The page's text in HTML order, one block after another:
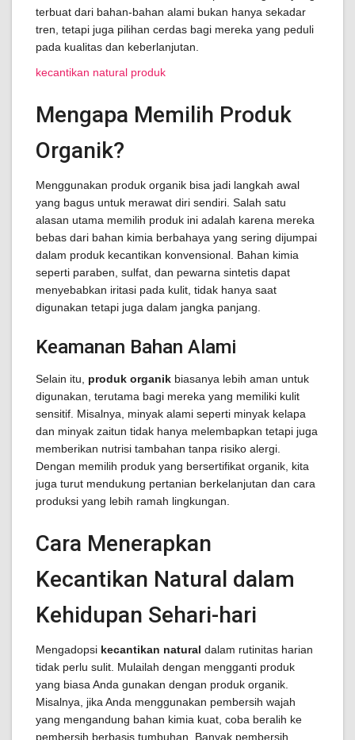
terbuat dari bahan-bahan alami bukan hanya sekadar
tren, tetapi juga pilihan cerdas bagi mereka yang peduli
pada kualitas dan keberlanjutan.
kecantikan natural produk
Mengapa Memilih Produk
Organik?
Menggunakan produk organik bisa jadi langkah awal
yang bagus untuk merawat diri sendiri. Salah satu
alasan utama memilih produk ini adalah karena mereka
bebas dari bahan kimia berbahaya yang sering dijumpai
dalam produk kecantikan konvensional. Bahan kimia
seperti paraben, sulfat, dan pewarna sintetis dapat
menyebabkan iritasi pada kulit, tidak hanya saat
digunakan tetapi juga dalam jangka panjang.
Keamanan Bahan Alami
Selain itu, produk organik biasanya lebih aman untuk
digunakan, terutama bagi mereka yang memiliki kulit
sensitif. Misalnya, minyak alami seperti minyak kelapa
dan minyak zaitun tidak hanya melembapkan tetapi juga
memberikan nutrisi tambahan tanpa risiko alergi.
Dengan memilih produk yang bersertifikat organik, kita
juga turut mendukung pertanian berkelanjutan dan cara
produksi yang lebih ramah lingkungan.
Cara Menerapkan
Kecantikan Natural dalam
Kehidupan Sehari-hari
Mengadopsi kecantikan natural dalam rutinitas harian
tidak perlu sulit. Mulailah dengan mengganti produk
yang biasa Anda gunakan dengan produk organik.
Misalnya, jika Anda menggunakan pembersih wajah
yang mengandung bahan kimia kuat, coba beralih ke
pembersih berbasis tumbuhan. Banyak pembersih